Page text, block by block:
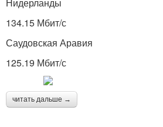
134.15 Мбит/с
Саудовская Аравия
125.19 Мбит/с
читать дальше →